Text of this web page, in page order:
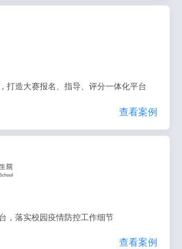
打造大赛报名、指导、评分一体化平台
查看案例
，落实校园疫情防控工作细节
查看案例